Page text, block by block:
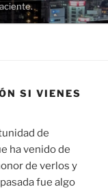
SI VIENES
de
ha venido de
de verlos y
fue algo